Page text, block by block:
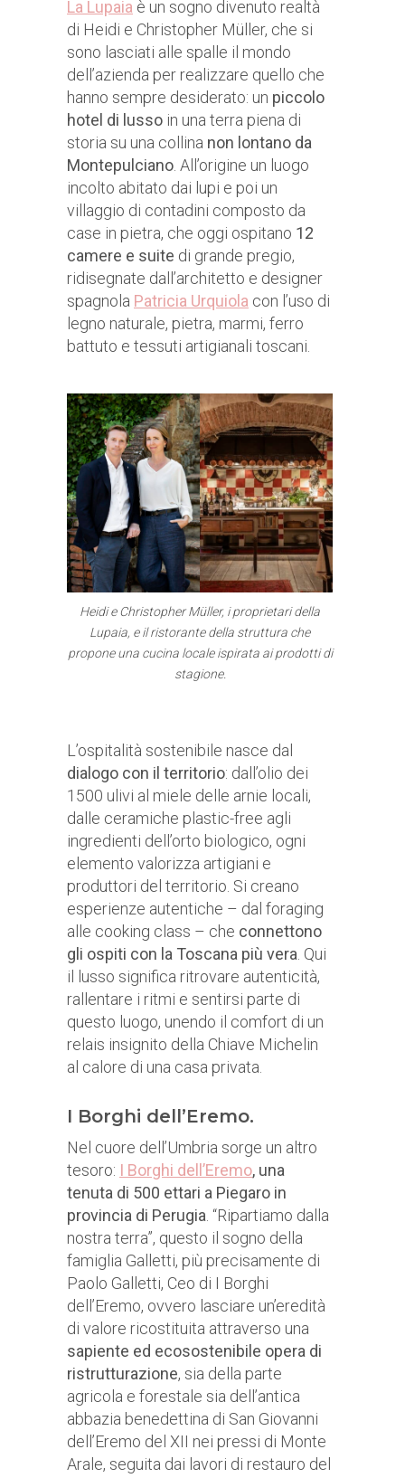
La Lupaia è un sogno divenuto realtà
di Heidi e Christopher Müller, che si
sono lasciati alle spalle il mondo
dell’azienda per realizzare quello che
hanno sempre desiderato: un piccolo
hotel di lusso in una terra piena di
storia su una collina non lontano da
Montepulciano . All’origine un luogo
incolto abitato dai lupi e poi un
villaggio di contadini composto da
case in pietra, che oggi ospitano 12
camere e suite di grande pregio,
ridisegnate dall’architetto e designer
spagnola Patricia Urquiola con l’uso di
legno naturale, pietra, marmi, ferro
battuto e tessuti artigianali toscani.
Heidi e Christopher Müller, i proprietari della
Lupaia, e il ristorante della struttura che
propone una cucina locale ispirata ai prodotti di
stagione.
L’ospitalità sostenibile nasce dal
dialogo con il territorio: dall’olio dei
1500 ulivi al miele delle arnie locali,
dalle ceramiche plastic-free agli
ingredienti dell’orto biologico, ogni
elemento valorizza artigiani e
produttori del territorio. Si creano
esperienze autentiche – dal foraging
alle cooking class – che connettono
gli ospiti con la Toscana più vera . Qui
il lusso significa ritrovare autenticità,
rallentare i ritmi e sentirsi parte di
questo luogo, unendo il comfort di un
relais insignito della Chiave Michelin
al calore di una casa privata.
I Borghi dell’Eremo.
Nel cuore dell’Umbria sorge un altro
tesoro: I Borghi dell’Eremo, una
tenuta di 500 ettari a Piegaro in
provincia di Perugia . “Ripartiamo dalla
nostra terra”, questo il sogno della
famiglia Galletti, più precisamente di
Paolo Galletti, Ceo di I Borghi
dell’Eremo, ovvero lasciare un’eredità
di valore ricostituita attraverso una
sapiente ed ecosostenibile opera di
ristrutturazione, sia della parte
agricola e forestale sia dell’antica
abbazia benedettina di San Giovanni
dell’Eremo del XII nei pressi di Monte
Arale, seguita dai lavori di restauro del